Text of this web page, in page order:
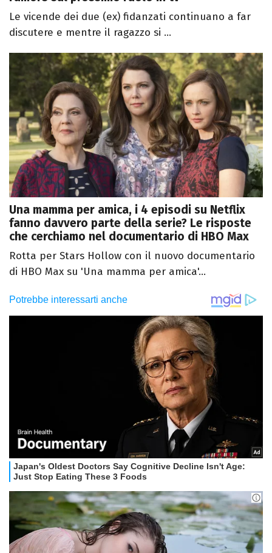
Le vicende dei due (ex) fidanzati continuano a far
discutere e mentre il ragazzo si ...
Una mamma per amica, i 4 episodi su Netflix
fanno davvero parte della serie? Le risposte
che cerchiamo nel documentario di HBO Max
Rotta per Stars Hollow con il nuovo documentario
di HBO Max su 'Una mamma per amica'...